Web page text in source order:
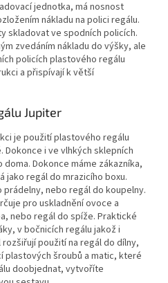
jednotka, má nosnost
nákladu na polici regálu.
skladovat ve spodních policích.
zvedáním nákladu do výšky, ale
policích plastového regálu
a přispívají k větší
Jupiter
je použití plastového regálu
i ve vlhkých sklepních
Dokonce máme zákazníka,
regál do mrazicího boxu.
nebo regál do koupelny.
pro uskladnění ovoce a
nebo regál do spíže. Praktické
v bočnicích regálu jakož i
použití na regál do dílny,
plastových šroubů a matic, které
doobjednat, vytvoříte